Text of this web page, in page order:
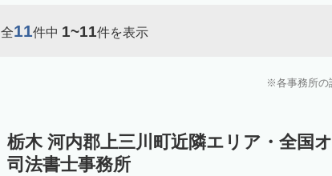
全11件中 1~11件を表示
各事務所の
栃木 河内郡上三川町近隣エリア・全国
司法書士事務所